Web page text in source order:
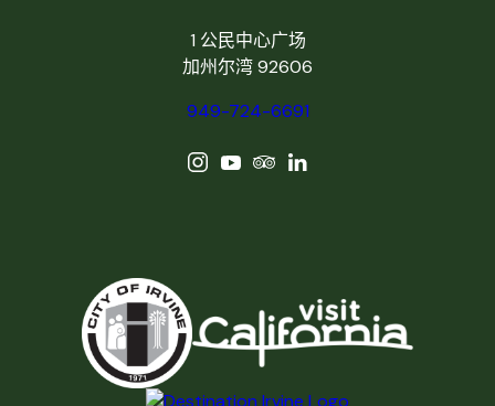
1 公民中心广场
加州尔湾 92606
949-724-6691